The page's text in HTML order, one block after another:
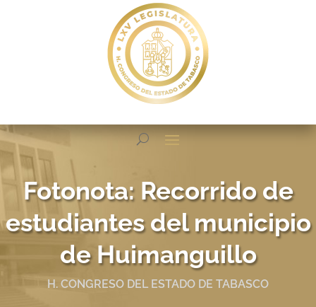
Fotonota: Recorrido de
estudiantes del municipio
de Huimanguillo
H. CONGRESO DEL ESTADO DE TABASCO